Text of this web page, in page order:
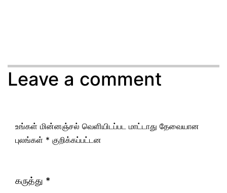
Leave a comment
உங்கள் மின்னஞ்சல் வெளியிடப்பட மாட்டாது தேவையான
புலங்கள் * குறிக்கப்பட்டன
கருத்து *